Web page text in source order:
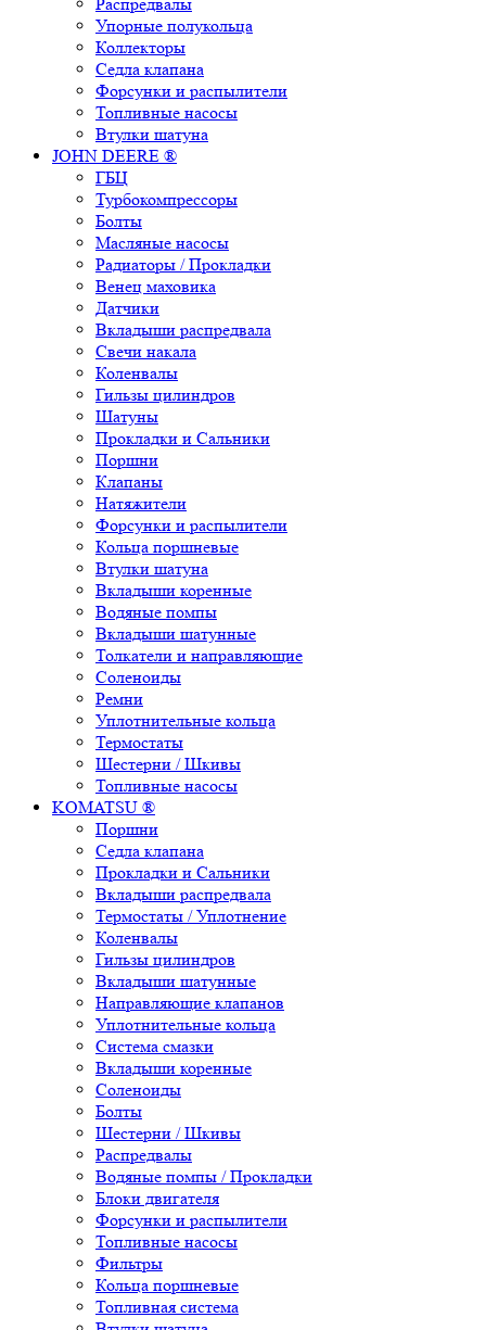
Упорные полукольца
Коллекторы
Седла клапана
Форсунки и распылители
Топливные насосы
Втулки шатуна
JOHN DEERE ®
ГБЦ
Турбокомпрессоры
Болты
Масляные насосы
Радиаторы / Прокладки
Венец маховика
Датчики
Вкладыши распредвала
Свечи накала
Коленвалы
Гильзы цилиндров
Шатуны
Прокладки и Сальники
Поршни
Клапаны
Натяжители
Форсунки и распылители
Кольца поршневые
Втулки шатуна
Вкладыши коренные
Водяные помпы
Вкладыши шатунные
Толкатели и направляющие
Соленоиды
Ремни
Уплотнительные кольца
Термостаты
Шестерни / Шкивы
Топливные насосы
KOMATSU ®
Поршни
Седла клапана
Прокладки и Сальники
Вкладыши распредвала
Термостаты / Уплотнение
Коленвалы
Гильзы цилиндров
Вкладыши шатунные
Направляющие клапанов
Уплотнительные кольца
Система смазки
Вкладыши коренные
Соленоиды
Болты
Шестерни / Шкивы
Распредвалы
Водяные помпы / Прокладки
Блоки двигателя
Форсунки и распылители
Топливные насосы
Фильтры
Кольца поршневые
Топливная система